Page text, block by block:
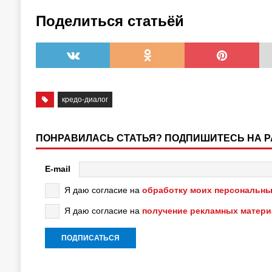
Поделиться статьёй
кредо-диалог
ПОНРАВИЛАСЬ СТАТЬЯ? ПОДПИШИТЕСЬ НА
E-mail
Я даю согласие на обработку моих
Я даю согласие на получение рекламных